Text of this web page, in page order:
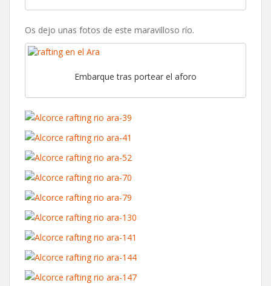
Os dejo unas fotos de este maravilloso río.
Embarque tras portear el aforo